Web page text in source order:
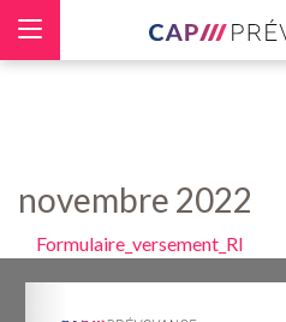
novembre 2022
Formulaire_versement_RI
Panneau de gestion des cookies